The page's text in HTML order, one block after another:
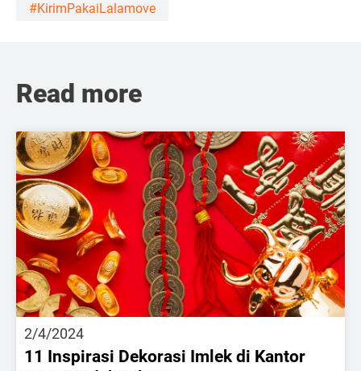
#KirimPakaiLalamove
Read more
2/4/2024
11 Inspirasi Dekorasi Imlek di Kantor